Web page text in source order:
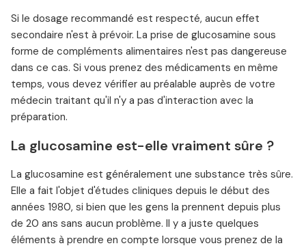
Si le dosage recommandé est respecté, aucun effet
secondaire n'est à prévoir. La prise de glucosamine sous
forme de compléments alimentaires n'est pas dangereuse
dans ce cas. Si vous prenez des médicaments en même
temps, vous devez vérifier au préalable auprès de votre
médecin traitant qu'il n'y a pas d'interaction avec la
préparation.
La glucosamine est-elle vraiment sûre ?
La glucosamine est généralement une substance très sûre.
Elle a fait l'objet d'études cliniques depuis le début des
années 1980, si bien que les gens la prennent depuis plus
de 20 ans sans aucun problème. Il y a juste quelques
éléments à prendre en compte lorsque vous prenez de la